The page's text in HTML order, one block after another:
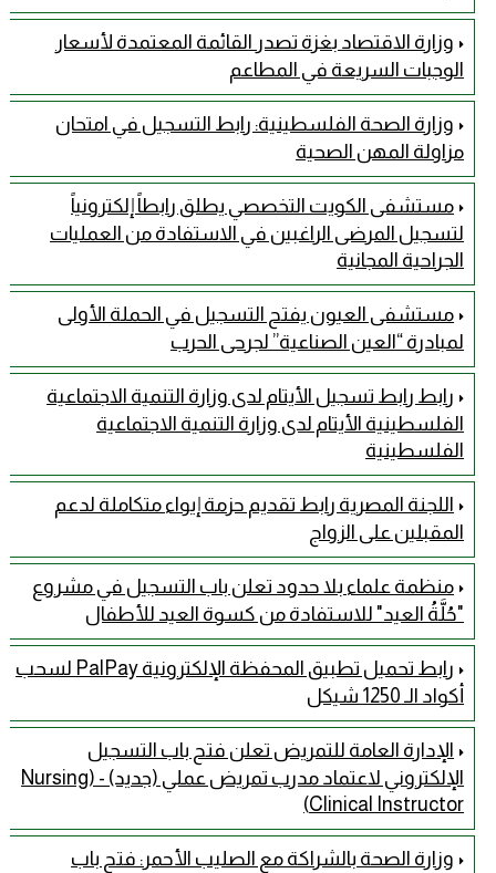
وزارة الاقتصاد بغزة تصدر القائمة المعتمدة لأسعار
الوجبات السريعة في المطاعم
وزارة الصحة الفلسطينية: رابط التسجيل في امتحان
مزاولة المهن الصحية
مستشفى الكويت التخصصي يطلق رابطاً إلكترونياً
لتسجيل المرضى الراغبين في الاستفادة من العمليات
الجراحية المجانية
مستشفى العيون يفتح التسجيل في الحملة الأولى
لمبادرة “العين الصناعية” لجرحى الحرب
رابط رابط تسجيل الأيتام لدى وزارة التنمية الاجتماعية
الفلسطينية الأيتام لدى وزارة التنمية الاجتماعية
الفلسطينية
اللجنة المصرية رابط تقديم حزمة إيواء متكاملة لدعم
المقبلين على الزواج
منظمة علماء بلا حدود تعلن باب التسجيل في مشروع
"حُلَّةُ العيد" للاستفادة من كسوة العيد للأطفال
رابط تحميل تطبيق المحفظة الإلكترونية PalPay لسحب
أكواد الـ 1250 شيكل
الإدارة العامة للتمريض تعلن فتح باب التسجيل
الإلكتروني لاعتماد مدرب تمريض عملي (جديد) - (Nursing
Clinical Instructor)
وزارة الصحة بالشراكة مع الصليب الأحمر: فتح باب